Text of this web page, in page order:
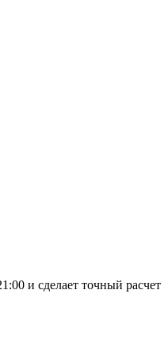
и сделает точный расчет